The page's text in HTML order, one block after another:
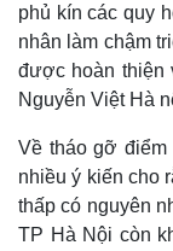
phủ kín các quy
nhân làm chậm
được hoàn thiện
Nguyễn Việt Hà
Về tháo gỡ điểm
nhiều ý kiến cho
thấp có nguyên
TP Hà Nội còn